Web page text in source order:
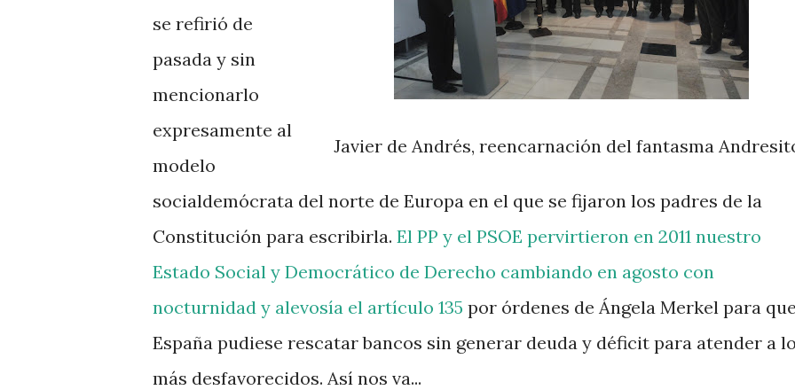
Javier de Andrés, reencarnación del fantasma
se refirió de
pasada y sin
mencionarlo
expresamente al
modelo
socialdemócrata del norte de Europa en el que se fijaron los padres de la
Constitución para escribirla. El PP y el PSOE pervirtieron en 2011 nuestro
Estado Social y Democrático de Derecho cambiando en agosto con
nocturnidad y alevosía el artículo 135 por órdenes de Ángela Merkel para
España pudiese rescatar bancos sin generar deuda y déficit para atender a
más desfavorecidos. Así nos va...